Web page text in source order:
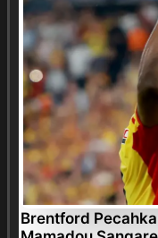
Brentford